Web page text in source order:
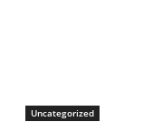
Uncategorized